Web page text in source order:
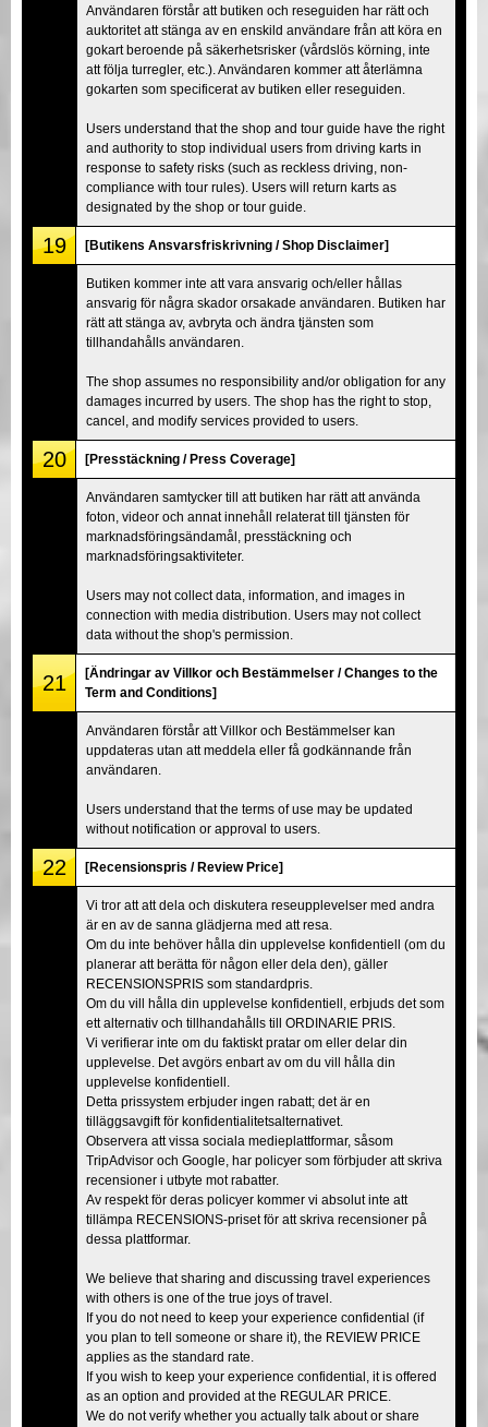
Användaren förstår att butiken och reseguiden har rätt och
auktoritet att stänga av en enskild användare från att köra en
gokart beroende på säkerhetsrisker (vårdslös körning, inte
att följa turregler, etc.). Användaren kommer att återlämna
gokarten som specificerat av butiken eller reseguiden.
Users understand that the shop and tour guide have the right
and authority to stop individual users from driving karts in
response to safety risks (such as reckless driving, non-
compliance with tour rules). Users will return karts as
designated by the shop or tour guide.
19 [Butikens Ansvarsfriskrivning / Shop Disclaimer]
Butiken kommer inte att vara ansvarig och/eller hållas
ansvarig för några skador orsakade användaren. Butiken har
rätt att stänga av, avbryta och ändra tjänsten som
tillhandahålls användaren.
The shop assumes no responsibility and/or obligation for any
damages incurred by users. The shop has the right to stop,
cancel, and modify services provided to users.
20 [Presstäckning / Press Coverage]
Användaren samtycker till att butiken har rätt att använda
foton, videor och annat innehåll relaterat till tjänsten för
marknadsföringsändamål, presstäckning och
marknadsföringsaktiviteter.
Users may not collect data, information, and images in
connection with media distribution. Users may not collect
data without the shop's permission.
21
[Ändringar av Villkor och Bestämmelser / Changes to the
Term and Conditions]
Användaren förstår att Villkor och Bestämmelser kan
uppdateras utan att meddela eller få godkännande från
användaren.
Users understand that the terms of use may be updated
without notification or approval to users.
22 [Recensionspris / Review Price]
Vi tror att att dela och diskutera reseupplevelser med andra
är en av de sanna glädjerna med att resa.
Om du inte behöver hålla din upplevelse konfidentiell (om du
planerar att berätta för någon eller dela den), gäller
RECENSIONSPRIS som standardpris.
Om du vill hålla din upplevelse konfidentiell, erbjuds det som
ett alternativ och tillhandahålls till ORDINARIE PRIS.
Vi verifierar inte om du faktiskt pratar om eller delar din
upplevelse. Det avgörs enbart av om du vill hålla din
upplevelse konfidentiell.
Detta prissystem erbjuder ingen rabatt; det är en
tilläggsavgift för konfidentialitetsalternativet.
Observera att vissa sociala medieplattformar, såsom
TripAdvisor och Google, har policyer som förbjuder att skriva
recensioner i utbyte mot rabatter.
Av respekt för deras policyer kommer vi absolut inte att
tillämpa RECENSIONS-priset för att skriva recensioner på
dessa plattformar.
We believe that sharing and discussing travel experiences
with others is one of the true joys of travel.
If you do not need to keep your experience confidential (if
you plan to tell someone or share it), the REVIEW PRICE
applies as the standard rate.
If you wish to keep your experience confidential, it is offered
as an option and provided at the REGULAR PRICE.
We do not verify whether you actually talk about or share